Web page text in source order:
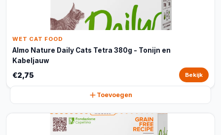
WET CAT FOOD
Almo Nature Daily Cats Tetra 380g - Tonijn en
Kabeljauw
€2,75 Bekijk
Toevoegen